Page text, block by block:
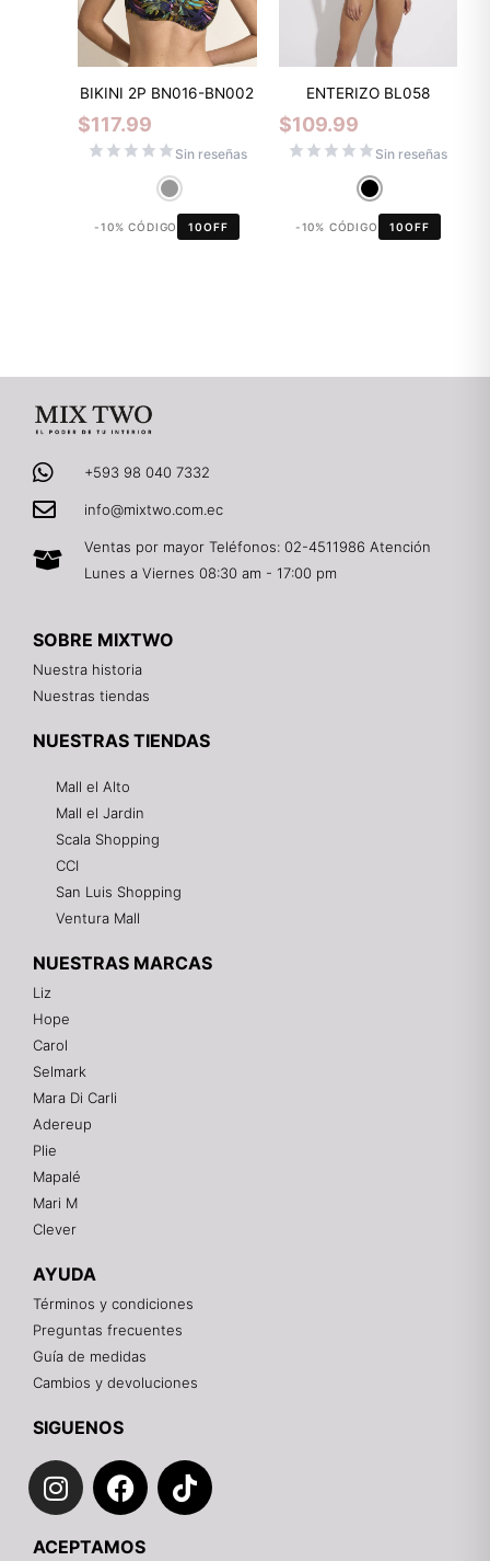
BIKINI 2P BN016-BN002
$117.99
Sin reseñas
-10% CÓDIGO 10OFF
ENTERIZO BL058
$109.99
Sin reseñas
-10% CÓDIGO 10OFF
+593 98 040 7332
info@mixtwo.com.ec
Ventas por mayor Teléfonos: 02-4511986 Atención
Lunes a Viernes 08:30 am - 17:00 pm
SOBRE MIXTWO
Nuestra historia
Nuestras tiendas
NUESTRAS TIENDAS
Mall el Alto
Mall el Jardin
Scala Shopping
CCI
San Luis Shopping
Ventura Mall
NUESTRAS MARCAS
Liz
Hope
Carol
Selmark
Mara Di Carli
Adereup
Plie
Mapalé
Mari M
Clever
AYUDA
Términos y condiciones
Preguntas frecuentes
Guía de medidas
Cambios y devoluciones
SIGUENOS
I
n
F
a
T
i
ACEPTAMOS
¡Hola! 👋
Gracias por visitarnos. Te asesoramos
personalmente con tu compra: tallas, envíos y
pagos.
Recuerda: 10% de descuento en tu primera compra
Contáctanos por el canal que prefieras 💕
WhatsApp
Instagram
Teléfono
Email